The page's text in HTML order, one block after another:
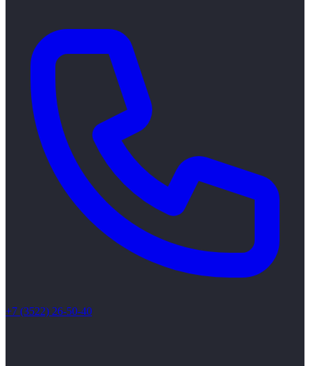
+7 (3522) 26-50-40